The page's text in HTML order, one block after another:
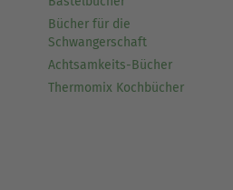
Bücher für die
Schwangerschaft
Achtsamkeits-Bücher
Thermomix Kochbücher